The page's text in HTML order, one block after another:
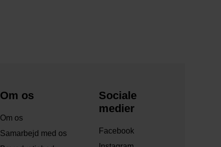
Om os
Om os
Samarbejd med os
Sociale
medier
Facebook